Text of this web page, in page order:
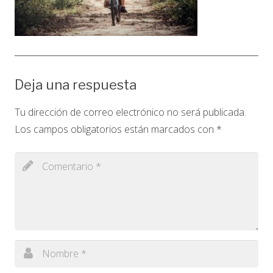
Deja una respuesta
Tu dirección de correo electrónico no será publicada.
Los campos obligatorios están marcados con *